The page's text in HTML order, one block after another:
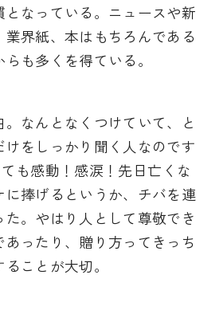
なっている。ニュースや新
界紙、本はもちろんである
も多くを得ている。
なんとなくつけていて、と
をしっかり聞く人なのです
も感動！感涙！先日亡くな
に捧げるというか、チバを連
。やはり人として尊敬でき
あったり、贈り方ってきっち
ことが大切。